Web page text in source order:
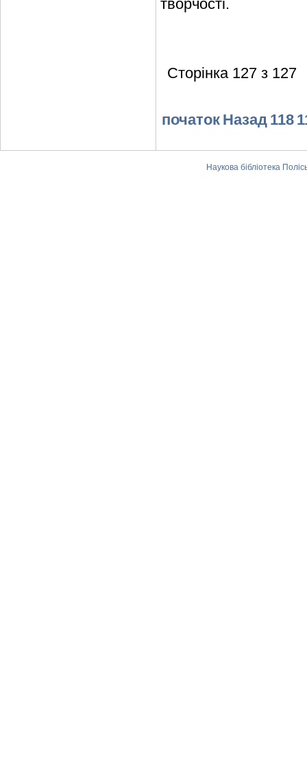
творчості.
Сторінка 127 з 127
початок Назад 118
Наукова бібліотека